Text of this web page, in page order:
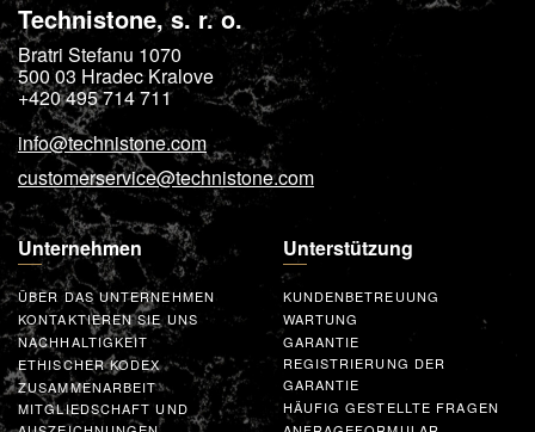
Technistone, s. r. o.
Bratri Stefanu 1070
500 03 Hradec Kralove
+420 495 714 711
info@technistone.com
customerservice@technistone.com
Unternehmen
ÜBER DAS UNTERNEHMEN
KONTAKTIEREN SIE UNS
NACHHALTIGKEIT
ETHISCHER KODEX
ZUSAMMENARBEIT
MITGLIEDSCHAFT UND
Unterstützung
KUNDENBETREUUNG
WARTUNG
GARANTIE
REGISTRIERUNG DER
GARANTIE
HÄUFIG GESTELLTE FRAGEN